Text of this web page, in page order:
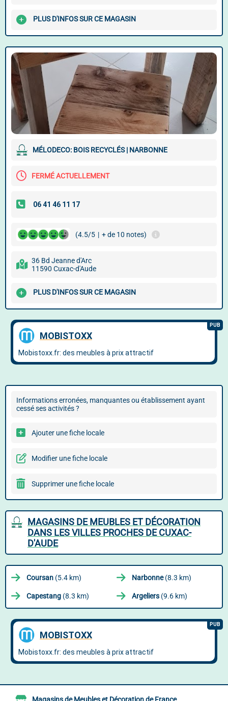
PLUS D'INFOS SUR CE MAGASIN
MÉLODECO: BOIS RECYCLÉS | NARBONNE
FERMÉ ACTUELLEMENT
(4.5/5 | + de 10 notes)
36 Bd Jeanne d'Arc
11590 Cuxac-d'Aude
PLUS D'INFOS SUR CE MAGASIN
Informations erronées, manquantes ou établissement ayant
cessé ses activités ?
Ajouter une fiche locale
Modifier une fiche locale
Supprimer une fiche locale
MAGASINS DE MEUBLES ET DÉCORATION
DANS LES VILLES PROCHES DE CUXAC-
D'AUDE
Coursan (5.4 km) Narbonne(8.3 km)
Capestang (8.3 km) Argeliers (9.6 km)